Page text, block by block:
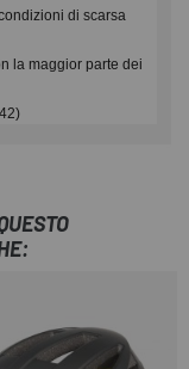
di scarsa
la maggior parte dei